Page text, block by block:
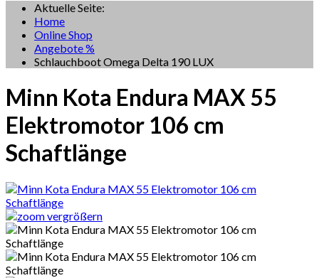
Aktuelle Seite:
Home
Online Shop
Angebote %
Schlauchboot Omega Delta 190 LUX
Minn Kota Endura MAX 55
Elektromotor 106 cm
Schaftlänge
vergrößern